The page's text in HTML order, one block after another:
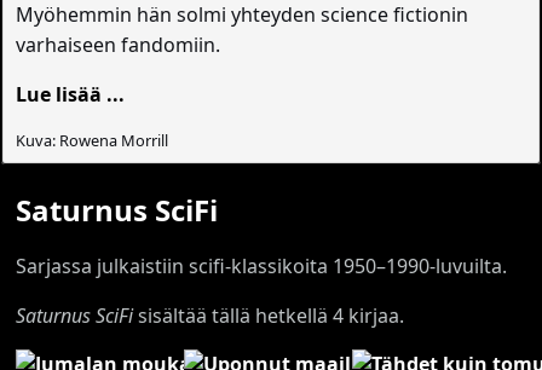
Myöhemmin hän solmi yhteyden science fictionin
varhaiseen fandomiin.
Lue lisää ...
Kuva: Rowena Morrill
Saturnus SciFi
Sarjassa julkaistiin scifi-klassikoita 1950–1990-luvuilta.
Saturnus SciFisisältää tällä hetkellä 4 kirjaa.